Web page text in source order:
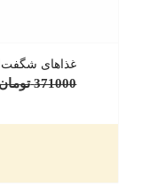
غذاهای
371000